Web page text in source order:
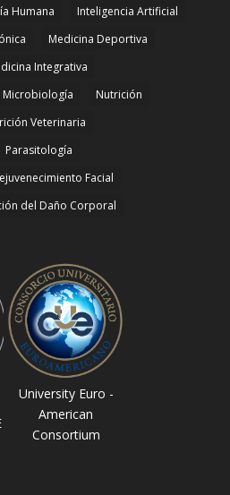
Humana
Inteligencia Artificial
Medicina Deportiva
Integrativa
Microbiología
Nutrición
Veterinaria
Parasitología
Facial
del Daño Corporal
University Euro -
American
Consortium